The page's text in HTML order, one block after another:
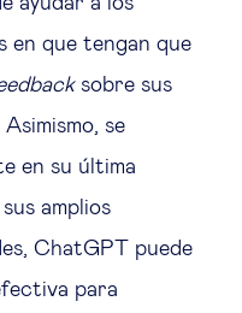
en que tengan que
sobre sus
se
en su última
amplios
ChatGPT puede
para